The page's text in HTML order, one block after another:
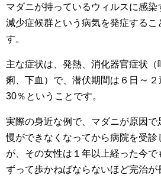
マダニが持っているウィルスに感染
減少症候群という病気を発症するこ
す。
主な症状は、発熱、消化器官症状
痢、下血）で、潜伏期間は６日 ～
30％ということです。
実際の身近な例で、マダニが原因
慢ができなくなってから病院を受診
が、その女性は１年以上経った今で
ずって歩かねばならないほど完治が